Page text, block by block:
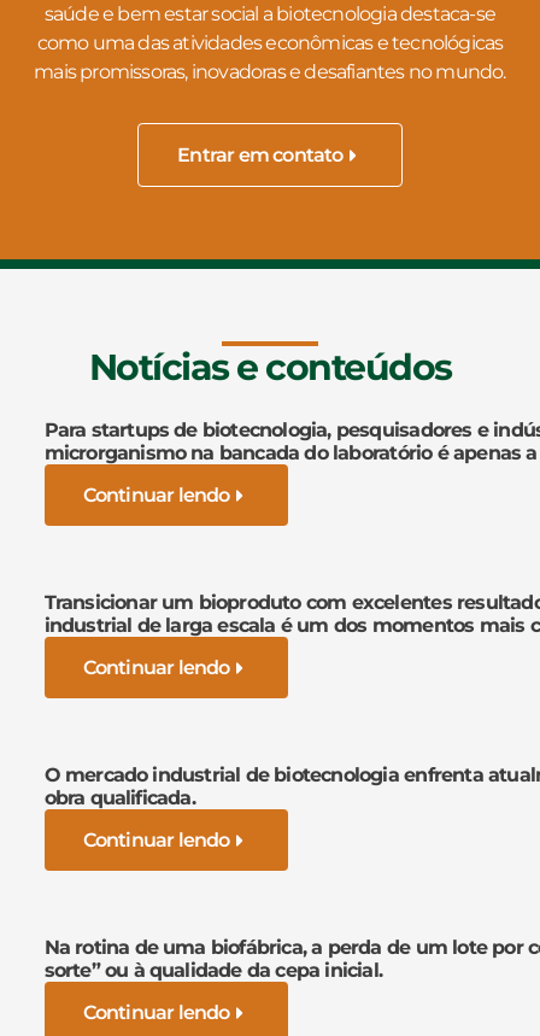
saúde e bem estar social a biotecnologia destaca-se
como uma das atividades econômicas e tecnológicas
mais promissoras, inovadoras e desafiantes no mundo.
Entrar em contato
Notícias e conteúdos
Para startups de biotecnologia, pesquisadores e
microrganismo na bancada do laboratório é apenas
Continuar lendo
Transicionar um bioproduto com excelentes
industrial de larga escala é um dos momentos mais
Continuar lendo
O mercado industrial de biotecnologia enfrenta
obra qualificada.
Continuar lendo
Na rotina de uma biofábrica, a perda de um lote por
sorte” ou à qualidade da cepa inicial.
Continuar lendo